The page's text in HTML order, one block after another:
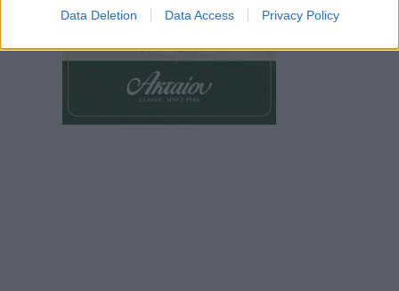
Data Deletion Data Access Privacy Policy